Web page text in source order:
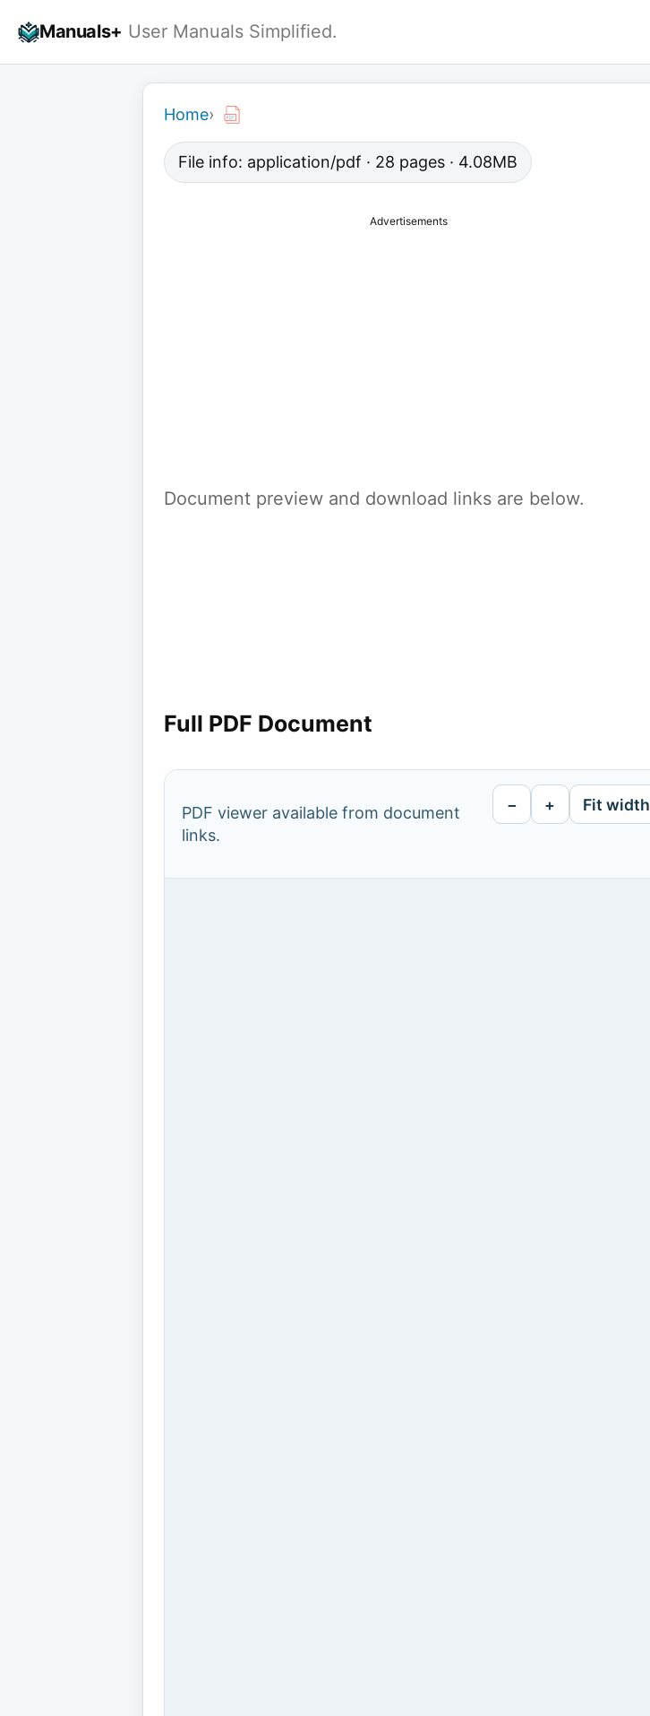
Manuals+ User Manuals Simplified.
Home›
File info: application/pdf · 28 pages · 4.08MB
Advertisements
Document preview and download links are below.
Full PDF Document
PDF viewer available from document
links.
− + Fit width